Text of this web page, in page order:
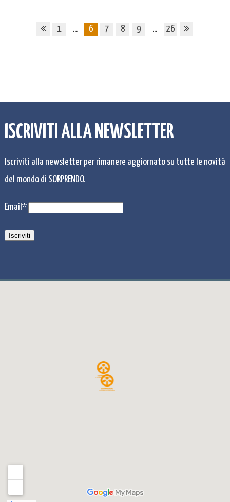
1 ... 6 7 8 9 ... 26
ISCRIVITI ALLA NEWSLETTER
Iscriviti alla newsletter per rimanere aggiornato su tutte le novità
del mondo di SORPRENDO.
Email*